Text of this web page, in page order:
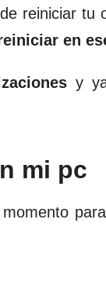
reiniciar tu
en
y
mi pc